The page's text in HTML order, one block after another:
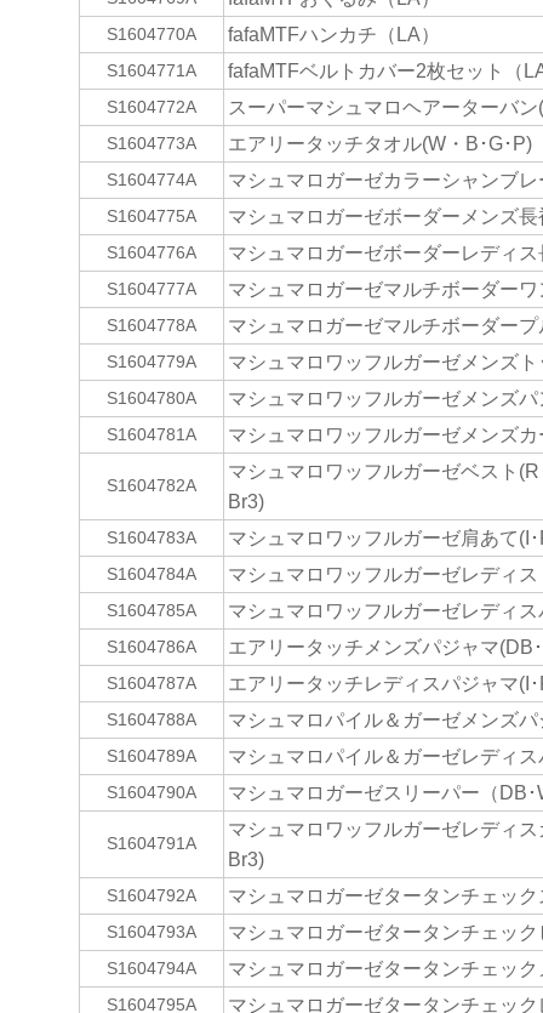
S1604770A fafaMTFハンカチ（LA）
S1604771A fafaMTFベルトカバー2枚セット（
S1604772A スーパーマシュマロヘアーターバン
S1604773A エアリータッチタオル(W・B･G･P)
S1604774A マシュマロガーゼカラーシャンブ
S1604775A マシュマロガーゼボーダーメンズ
S1604776A マシュマロガーゼボーダーレディ
S1604777A マシュマロガーゼマルチボーダー
S1604778A マシュマロガーゼマルチボーダー
S1604779A マシュマロワッフルガーゼメンズ
S1604780A マシュマロワッフルガーゼメンズ
S1604781A マシュマロワッフルガーゼメンズ
S1604782A
マシュマロワッフルガーゼベスト
Br3)
S1604783A マシュマロワッフルガーゼ肩あて(I
S1604784A マシュマロワッフルガーゼレディ
S1604785A マシュマロワッフルガーゼレディ
S1604786A エアリータッチメンズパジャマ(DB
S1604787A エアリータッチレディスパジャマ(I
S1604788A マシュマロパイル＆ガーゼメンズ
S1604789A マシュマロパイル＆ガーゼレディ
S1604790A マシュマロガーゼスリーパー（DB･
S1604791A
マシュマロワッフルガーゼレディ
Br3)
S1604792A マシュマロガーゼタータンチェッ
S1604793A マシュマロガーゼタータンチェッ
S1604794A マシュマロガーゼタータンチェッ
S1604795A マシュマロガーゼタータンチェッ